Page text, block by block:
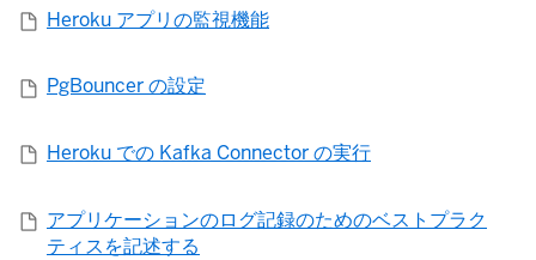
Heroku アプリの監視機能
PgBouncer の設定
Heroku での Kafka Connector の実行
アプリケーションのログ記録のためのベストプラク
ティスを記述する